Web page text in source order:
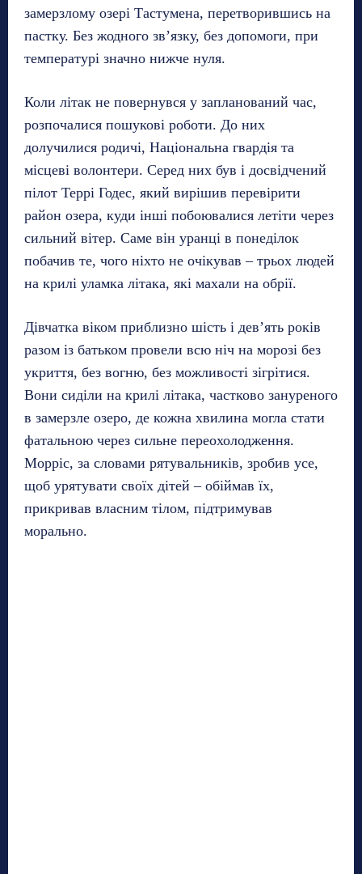
замерзлому озері Тастумена, перетворившись на
пастку. Без жодного зв’язку, без допомоги, при
температурі значно нижче нуля.
Коли літак не повернувся у запланований час,
розпочалися пошукові роботи. До них
долучилися родичі, Національна гвардія та
місцеві волонтери. Серед них був і досвідчений
пілот Террі Годес, який вирішив перевірити
район озера, куди інші побоювалися летіти через
сильний вітер. Саме він уранці в понеділок
побачив те, чого ніхто не очікував – трьох людей
на крилі уламка літака, які махали на обрії.
Дівчатка віком приблизно шість і дев’ять років
разом із батьком провели всю ніч на морозі без
укриття, без вогню, без можливості зігрітися.
Вони сиділи на крилі літака, частково зануреного
в замерзле озеро, де кожна хвилина могла стати
фатальною через сильне переохолодження.
Морріс, за словами рятувальників, зробив усе,
щоб урятувати своїх дітей – обіймав їх,
прикривав власним тілом, підтримував
морально.